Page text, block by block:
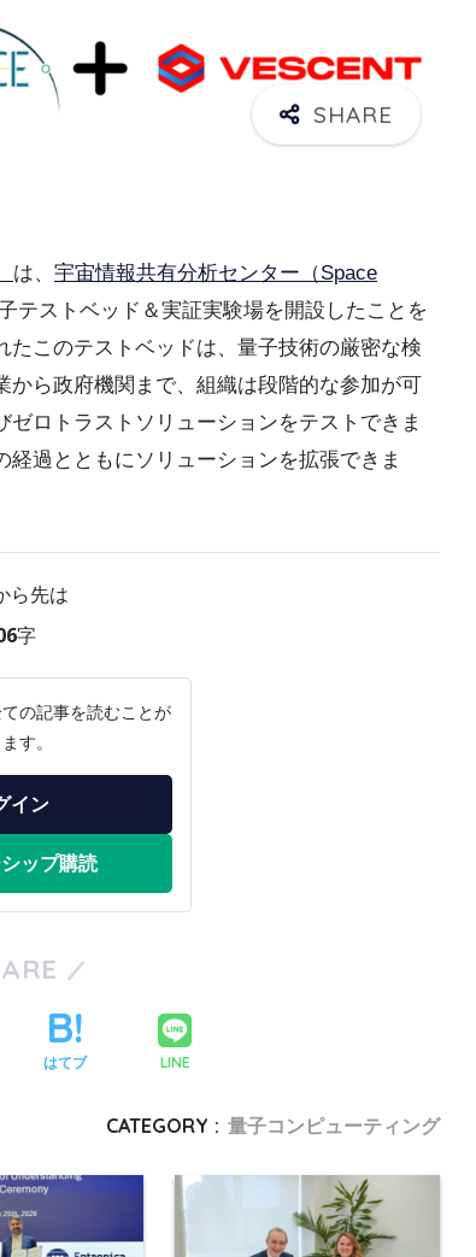
は、 宇宙情報共有分析センター（Space
テストベッド＆実証実験場を開設したことを
このテストベッドは、量子技術の厳密な検
ら政府機関まで、組織は段階的な参加が可
ロトラストソリューションをテストできま
過とともにソリューションを拡張できま
ら先は
字
の記事を読むことが
す。
イン
ップ購読
はてブ LINE
CATEGORY : 量子コンピューティング